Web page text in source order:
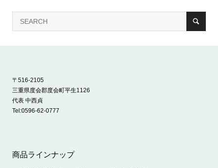
〒516-2105
三重県度会郡度会町平生1126
代表 中西貞
Tel:0596-62-0777
商品ラインナップ